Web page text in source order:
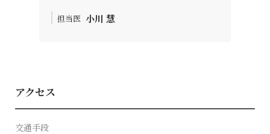
担当医 小川 慧
アクセス
交通手段